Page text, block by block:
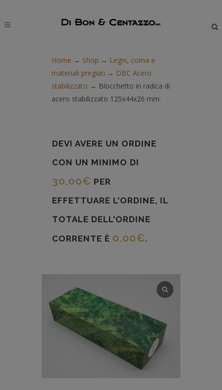
Home → Shop → Legni, corna e
materiali pregiati → DBC Acero
stabilizzato → Blocchetto in radica di
acero stabilizzato 125x44x26 mm.
DEVI AVERE UN ORDINE
CON UN MINIMO DI
30,00€ PER
EFFETTUARE L'ORDINE, IL
TOTALE DELL'ORDINE
CORRENTE È 0,00€.